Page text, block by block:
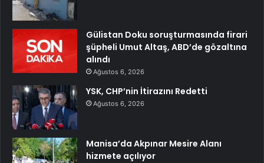
Gülistan Doku soruşturmasında firari
şüpheli Umut Altaş, ABD’de gözaltına
alındı
Ağustos 6, 2026
YSK, CHP’nin İtirazını Redetti
Ağustos 6, 2026
Manisa’da Akpınar Mesire Alanı
hizmete açılıyor